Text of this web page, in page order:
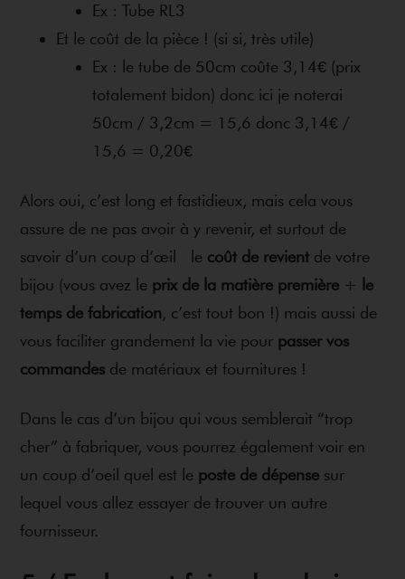
Ex : Tube RL3
Et le coût de la pièce ! (si si, très utile)
Ex : le tube de 50cm coûte 3,14€ (prix
totalement bidon) donc ici je noterai
50cm / 3,2cm = 15,6 donc 3,14€ /
15,6 = 0,20€
Alors oui, c’est long et fastidieux, mais cela vous
assure de ne pas avoir à y revenir, et surtout de
savoir d’un coup d’œil le coût de revient de votre
bijou (vous avez le prix de la matière première + le
temps de fabrication, c’est tout bon !) mais aussi de
vous faciliter grandement la vie pour passer vos
commandes de matériaux et fournitures !
Dans le cas d’un bijou qui vous semblerait “trop
cher” à fabriquer, vous pourrez également voir en
un coup d’oeil quel est le poste de dépense sur
lequel vous allez essayer de trouver un autre
fournisseur.